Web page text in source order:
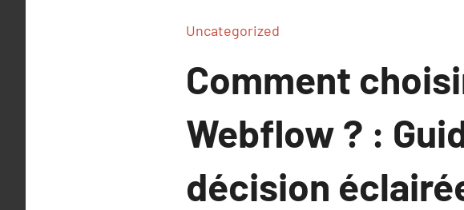
Uncategorized
Comment
Webflow ? :
décision